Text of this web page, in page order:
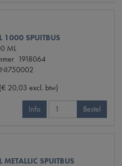
1000 SPUITBUS
ML
1918064
NI750002
(€ 20,03 excl. btw)
Info Bestel
METALLIC SPUITBUS